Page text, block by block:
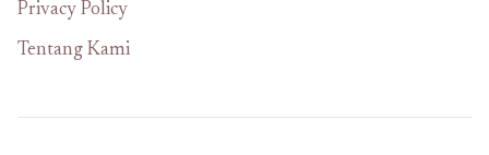
Privacy Policy
Tentang Kami